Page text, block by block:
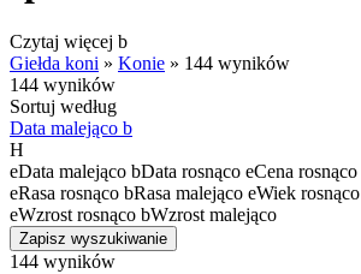
Czytaj więcej b
Giełda koni » Konie » 144 wyników
144 wyników
Sortuj według
Data malejąco b
H
eData malejąco bData rosnąco eCena rosnąco
eRasa rosnąco bRasa malejąco eWiek rosnąco
eWzrost rosnąco bWzrost malejąco
Zapisz wyszukiwanie
144 wyników